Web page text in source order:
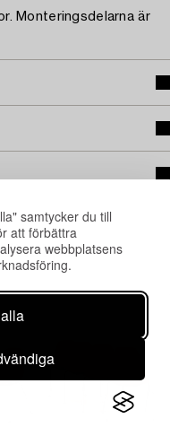
samtycker du till
att förbättra
webbplatsens
Monteringsdelarna är
tittat på